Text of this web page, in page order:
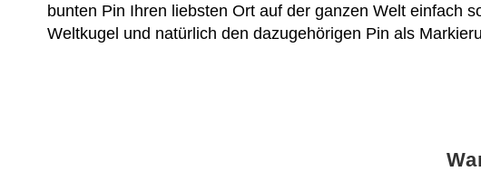
bunten Pin Ihren liebsten Ort auf der ganzen Welt einfach
Weltkugel und natürlich den dazugehörigen Pin als